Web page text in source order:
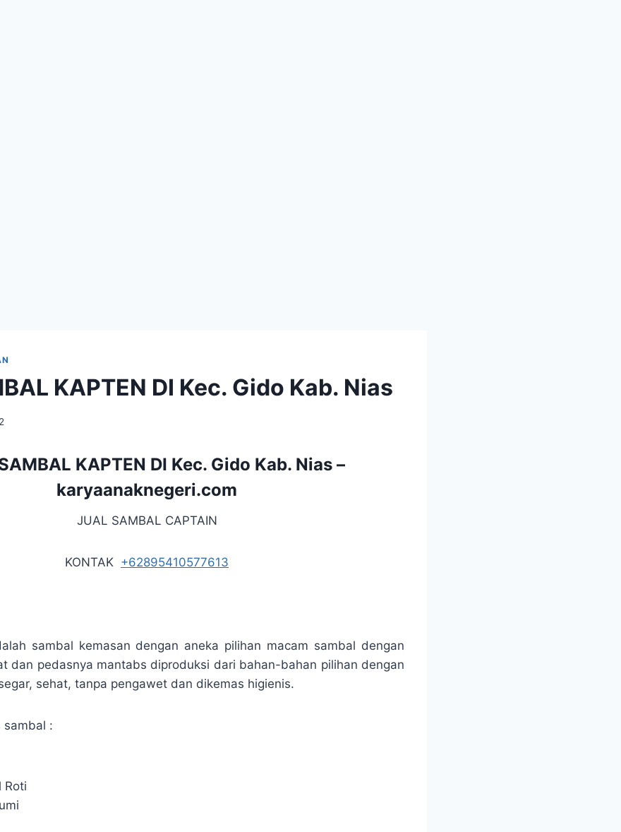
KAPTEN DI Kec. Gido Kab. Nias
KAPTEN DI Kec. Gido Kab. Nias –
karyaanaknegeri.com
JUAL SAMBAL CAPTAIN
KONTAK +62895410577613
sambal kemasan dengan aneka pilihan macam sambal dengan
dan pedasnya mantabs diproduksi dari bahan-bahan pilihan dengan
sehat, tanpa pengawet dan dikemas higienis.
sambal :
Roti